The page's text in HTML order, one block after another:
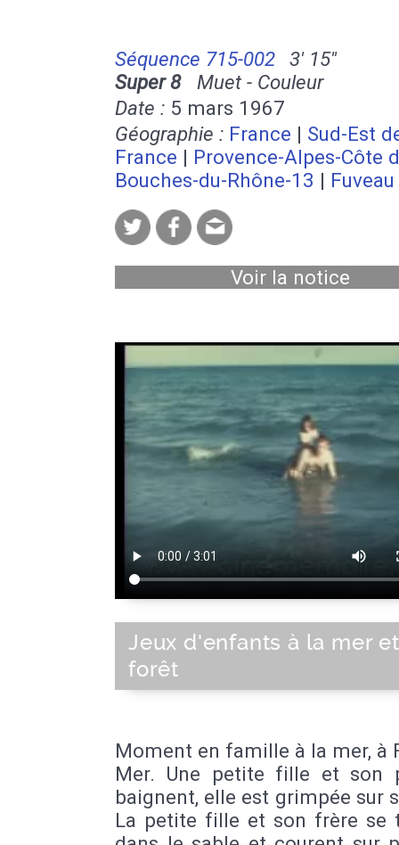
Séquence 715-002
3' 15''
Super 8Muet - Couleur
Date : 5 mars 1967
Géographie : France | Sud-Est
France | Provence-Alpes-Côte
Bouches-du-Rhône-13 | Fuveau
Voir la notice
Jeux d'enfants à la mer
forêt
Moment en famille à la mer, à
Mer. Une petite fille et son
baignent, elle est grimpée sur
La petite fille et son frère se